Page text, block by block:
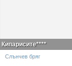
Кипарисите****
Слънчев бряг